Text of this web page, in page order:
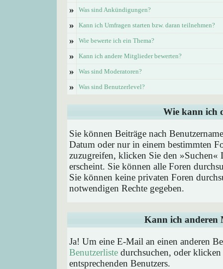
» Was sind Ankündigungen?
» Kann ich Umfragen starten bzw. daran teilnehmen?
» Wie bewerte ich ein Thema?
» Kann ich andere Mitglieder bewerten?
» Was sind Moderatoren?
» Was sind Benutzerlevel?
Wie kann ich
Sie können Beiträge nach
Datum oder nur in einem bestimmten
zuzugreifen, klicken Sie den »Suchen«
erscheint. Sie können alle Foren
Sie können keine privaten Foren
notwendigen Rechte gegeben.
Kann ich anderen
Ja! Um eine E-Mail an einen anderen
Benutzerliste durchsuchen, oder
entsprechenden Benutzers.